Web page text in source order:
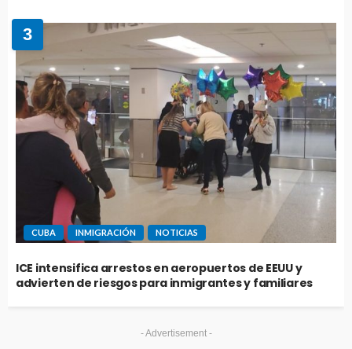
3
CUBA INMIGRACIÓN NOTICIAS
ICE intensifica arrestos en aeropuertos de EEUU y
advierten de riesgos para inmigrantes y familiares
- Advertisement -